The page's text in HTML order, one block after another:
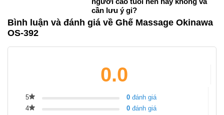
cần lưu ý gi?
Bình luận và đánh giá về Ghế Massage Okinawa
OS-392
0.0
5 0 đánh giá
4
0 đánh giá